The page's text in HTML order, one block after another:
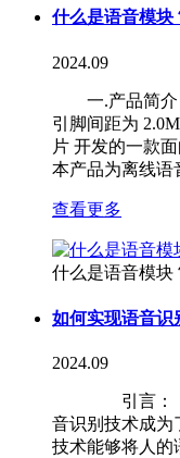
什么是语音模块
2024.09
一.产品简介
引脚间距为
片 开发的一款
本产品为离线语
查看更多
什么是语音模块
如何实现语音识
2024.09
引言： 随
音识别技术成为
技术能够将人的